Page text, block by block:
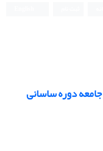
دوره ساسانی